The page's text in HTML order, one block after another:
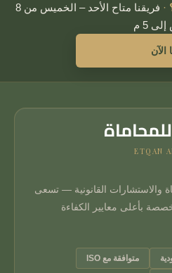
·
فريقنا متاح الأحد – الخميس من 8
5 م
ETQAN
والاستشارات القانونية — تسعى
بأعلى معايير الكفاءة
متوافقة مع ISO